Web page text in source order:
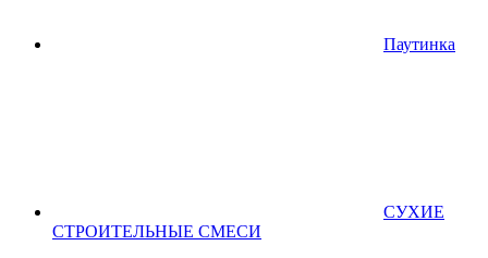
Паутинка
СУХИЕ
СТРОИТЕЛЬНЫЕ СМЕСИ